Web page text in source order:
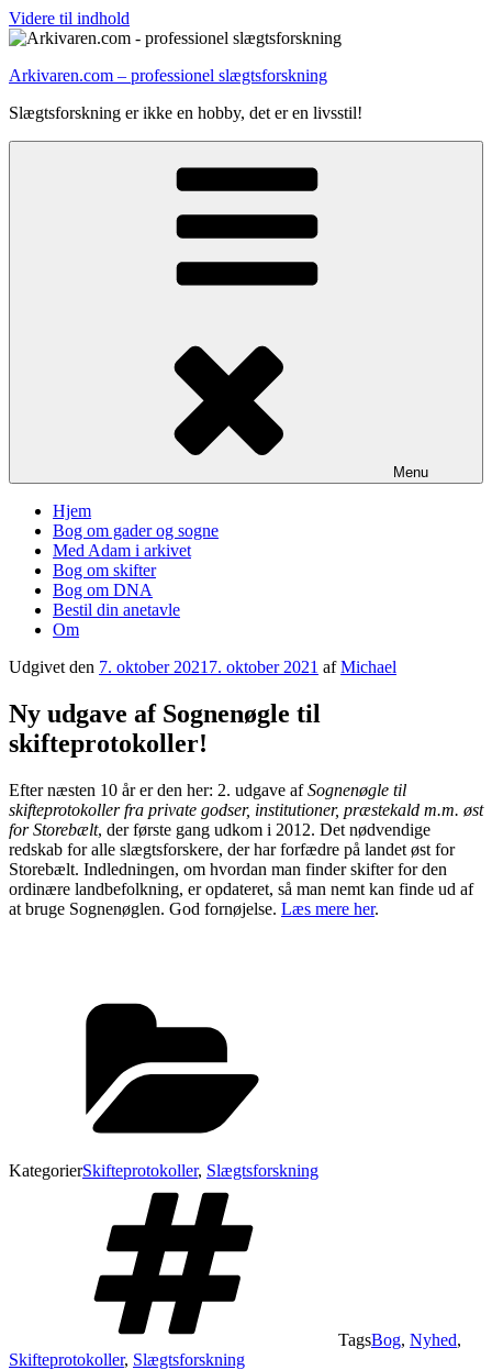
Videre til indhold
Arkivaren.com – professionel slægtsforskning
Slægtsforskning er ikke en hobby, det er en livsstil!
Menu
Hjem
Bog om gader og sogne
Med Adam i arkivet
Bog om skifter
Bog om DNA
Bestil din anetavle
Om
Udgivet den 7. oktober 2021 7. oktober 2021 afMichael
Ny udgave af Sognenøgle til
skifteprotokoller!
Efter næsten 10 år er den her: 2. udgave afSognenøgle til
skifteprotokoller fra private godser, institutioner, præstekald m.m. øst
for Storebælt, der første gang udkom i 2012. Det nødvendige
redskab for alle slægtsforskere, der har forfædre på landet øst for
Storebælt. Indledningen, om hvordan man finder skifter for den
ordinære landbefolkning, er opdateret, så man nemt kan finde ud af
at bruge Sognenøglen. God fornøjelse. Læs mere her.
KategorierSkifteprotokoller, Slægtsforskning
TagsBog, Nyhed,
Skifteprotokoller, Slægtsforskning